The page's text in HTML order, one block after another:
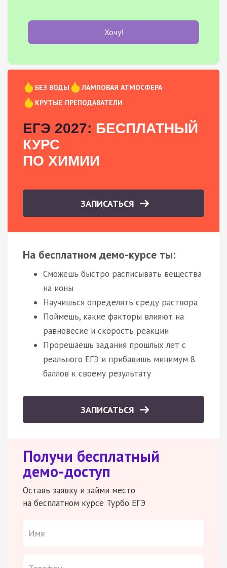
Хочу!
БЕЗ ВОДЫ
ЛАМПОВАЯ АТМОСФЕРА
КРУТЫЕ ПРЕПОДАВАТЕЛИ
ЕГЭ 2027: БЕСПЛАТНЫЙ
КУРС
ПО ХИМИИ
ЗАПИСАТЬСЯ
На бесплатном демо-курсе ты:
Сможешь быстро расписывать вещества
на ионы
Научишься определять среду раствора
Поймешь, какие факторы влияют на
равновесие и скорость реакции
Прорешаешь задания прошлых лет с
реального ЕГЭ и прибавишь минимум 8
баллов к своему результату
ЗАПИСАТЬСЯ
Получи бесплатный
демо-доступ
Оставь заявку и займи место
на бесплатном курсе Турбо ЕГЭ